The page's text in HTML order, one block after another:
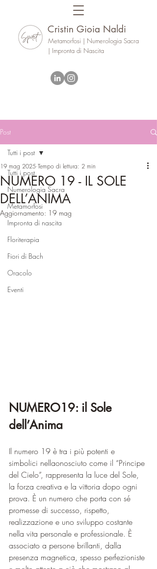
Cristin Gioia Naldi
Metamorfosi | Numerologia Sacra
| Impronta di Nascita
Post
Tutti i post
Numerologia Sacra
Metamorfosi
Impronta di nascita
Floriterapia
Fiori di Bach
Oracolo
Eventi
Tutti i post
NUMERO 19 - IL SOLE
DELL’ANIMA
19 mag 2025 Tempo di lettura: 2 min
Aggiornamento: 19 mag
NUMERO19: il Sole
dell’Anima
Il numero 19 è tra i più potenti e
simbolici nellaonosciuto come il “Principe
del Cielo”, rappresenta la luce del Sole,
la forza creativa e la vittoria dopo ogni
prova. È un numero che porta con sé
promesse di successo, rispetto,
realizzazione e uno sviluppo costante
nella vita personale e professionale. È
associato a persone brillanti, dalla
presenza magnetica, spesso perfezioniste